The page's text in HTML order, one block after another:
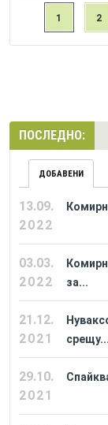
1 2
ПОСЛЕДНО:
ДОБАВЕНИ
13.09.
2022
03.03.
2022
за...
21.12.
2021
срещу...
29.10.
2021